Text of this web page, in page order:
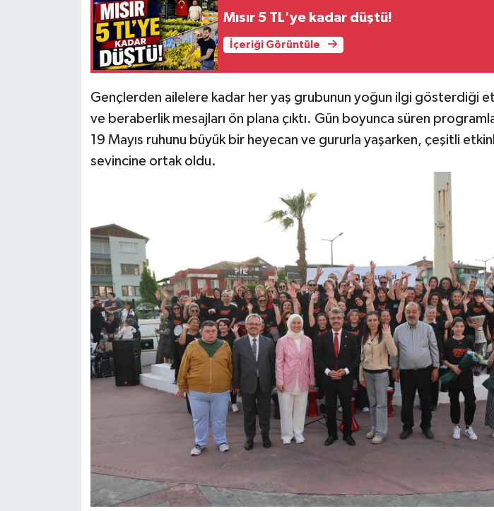
Mısır 5 TL'ye kadar düştü!
İçeriği Görüntüle
Gençlerden ailelere kadar her yaş grubunun yoğun ilgi gösterdiği
ve beraberlik mesajları ön plana çıktı. Gün boyunca süren
19 Mayıs ruhunu büyük bir heyecan ve gururla yaşarken, çeşitli
sevincine ortak oldu.